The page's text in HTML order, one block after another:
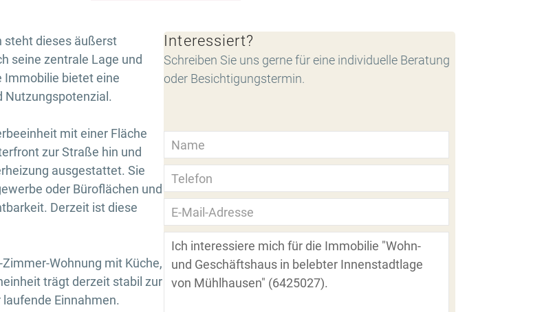
steht dieses äußerst
seine zentrale Lage und
Immobilie bietet eine
Nutzungspotenzial.
mit einer Fläche
zur Straße hin und
ausgestattet. Sie
oder Büroflächen und
Derzeit ist diese
Wohnung mit Küche,
trägt derzeit stabil zur
Einnahmen.
Interessiert?
Schreiben Sie uns gerne für eine individuelle Beratung
oder Besichtigungstermin.